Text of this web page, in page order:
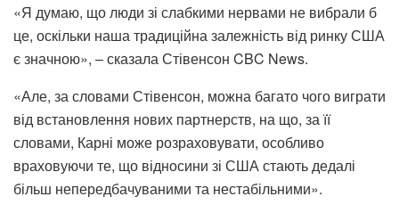
«Я думаю, що люди зі слабкими нервами не вибрали б
це, оскільки наша традиційна залежність від ринку США
є значною», – сказала Стівенсон CBC News.
«Але, за словами Стівенсон, можна багато чого виграти
від встановлення нових партнерств, на що, за її
словами, Карні може розраховувати, особливо
враховуючи те, що відносини зі США стають дедалі
більш непередбачуваними та нестабільними».